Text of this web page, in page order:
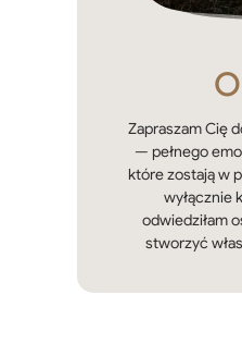
Zapraszam Cię
— pełnego
które zostają w
wyłącznie
odwiedziłam
stworzyć